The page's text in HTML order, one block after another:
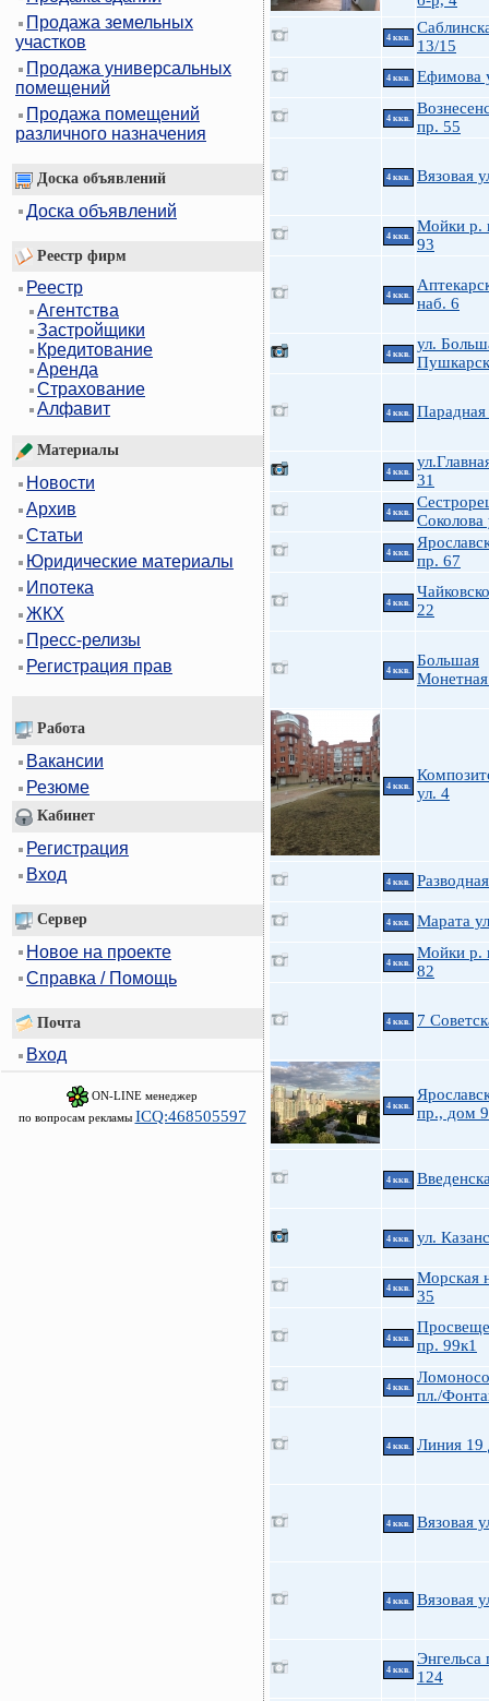
Продажа земельных
участков
Продажа универсальных
помещений
Продажа помещений
различного назначения
Доска объявлений
Доска объявлений
Реестр фирм
Реестр
Агентства
Застройщики
Кредитование
Аренда
Страхование
Алфавит
Материалы
Новости
Архив
Статьи
Юридические материалы
Ипотека
ЖКХ
Пресс-релизы
Регистрация прав
Работа
Вакансии
Резюме
Кабинет
Регистрация
Вход
Сервер
Новое на проекте
Справка / Помощь
Почта
Вход
ON-LINE менеджер
по вопросам рекламы ICQ:468505597
4 ккв.
13/15
4 ккв. Ефимова
4 ккв.
пр. 55
4 ккв. Вязовая
4 ккв.
Мойки р.
93
4 ккв.
наб. 6
4 ккв.
ул.
4 ккв. Парадная
4 ккв.
31
4 ккв.
Соколова
4 ккв.
пр. 67
4 ккв.
22
4 ккв.
Большая
4 ккв.
ул. 4
4 ккв.
4 ккв. Марата
4 ккв.
Мойки р.
82
4 ккв. 7
4 ккв.
пр., дом
4 ккв.
4 ккв. ул.
4 ккв.
Морская
35
4 ккв.
пр. 99к1
4 ккв.
пл./
4 ккв. Линия 19
4 ккв. Вязовая
4 ккв. Вязовая
4 ккв.
Энгельса
124